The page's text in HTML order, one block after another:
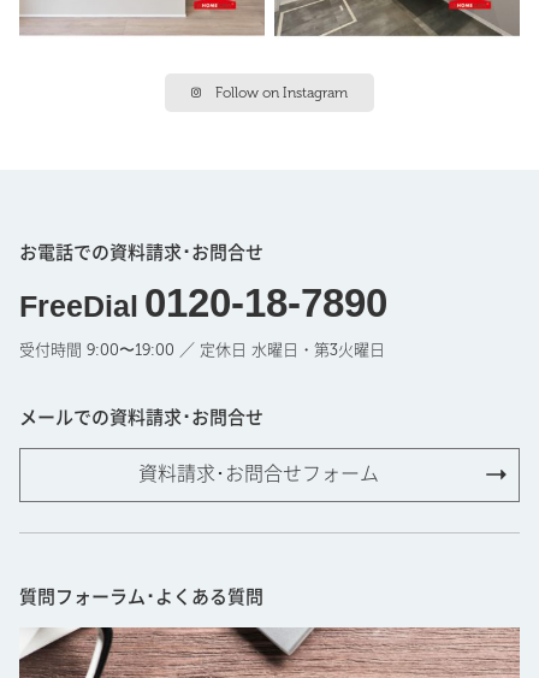
Follow on Instagram
お電話での資料請求･お問合せ
FreeDial 0120-18-7890
受付時間 9:00〜19:00 ／ 定休日 水曜日・第3火曜日
メールでの資料請求･お問合せ
資料請求･お問合せフォーム
質問フォーラム･よくある質問